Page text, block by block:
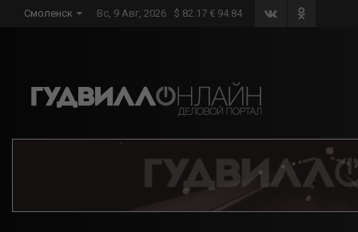
Смоленск Вс, 9 Авг, 2026 $ 82.17 € 94.84